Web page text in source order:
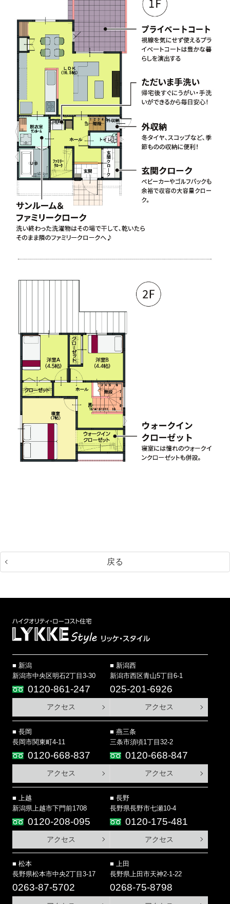
戻る
新潟
新潟市中央区明石2丁目3-30
0120-861-247
アクセス
新潟西
新潟市西区青山5丁目6-1
025-201-6926
アクセス
長岡
長岡市関東町4-11
0120-668-837
アクセス
燕三条
三条市須頃1丁目32-2
0120-668-847
アクセス
上越
新潟県上越市下門前1708
0120-208-095
アクセス
長野
長野県長野市七瀬10-4
0120-175-481
アクセス
松本
長野県松本市中央2丁目3-17
0263-87-5702
上田
長野県上田市天神2-1-22
0268-75-8798